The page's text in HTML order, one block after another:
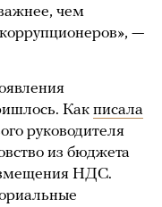
чем
—
Как писала
руководителя
из бюджета
НДС.